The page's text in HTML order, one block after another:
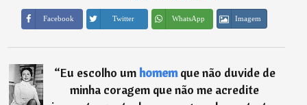
Facebook Twitter WhatsApp Imagem
“Eu escolho um homemque não duvide de
minha coragem que não me acredite